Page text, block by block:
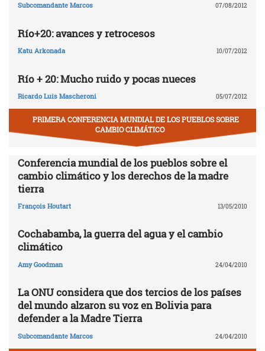
Subcomandante Marcos 07/08/2012
Río+20: avances y retrocesos
Katu Arkonada 10/07/2012
Río + 20: Mucho ruido y pocas nueces
Ricardo Luis Mascheroni 05/07/2012
PRIMERA CONFERENCIA MUNDIAL DE LOS PUEBLOS SOBRE
CAMBIO CLIMÁTICO
Conferencia mundial de los pueblos sobre el
cambio climático y los derechos de la madre
tierra
François Houtart 13/05/2010
Cochabamba, la guerra del agua y el cambio
climático
Amy Goodman 24/04/2010
La ONU considera que dos tercios de los países
del mundo alzaron su voz en Bolivia para
defender a la Madre Tierra
Subcomandante Marcos 24/04/2010